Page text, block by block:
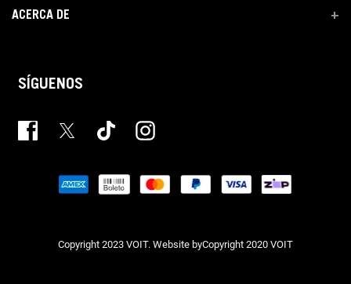
ACERCA DE +
SÍGUENOS
Copyright 2023 VOIT. Website byCopyright 2020 VOIT